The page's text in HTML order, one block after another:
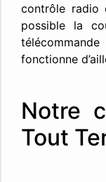
contrôle radio
possible la
fonctionne
Notre
Tout